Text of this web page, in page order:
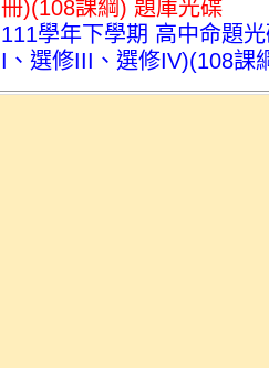
冊)(108課綱) 題庫光碟
111學年下學期 高中命題
I、選修III、選修IV)(108課